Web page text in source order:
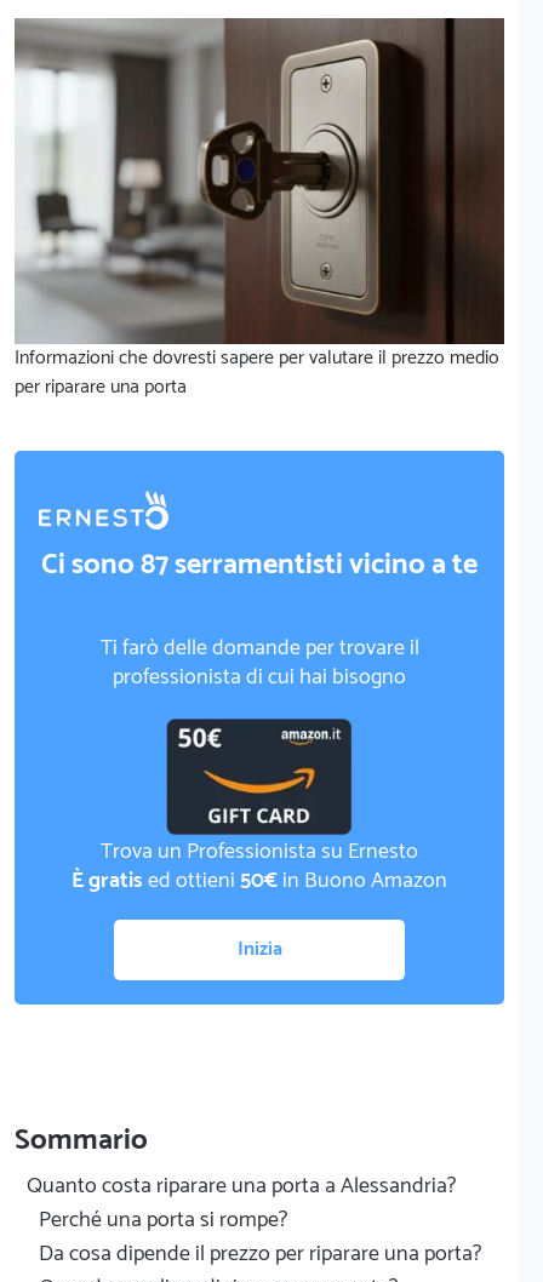
Informazioni che dovresti sapere per valutare il prezzo medio
per riparare una porta
Ci sono 87 serramentisti vicino a te
Ti farò delle domande per trovare il
professionista di cui hai bisogno
Trova un Professionista su Ernesto
È gratised ottieni50€in Buono Amazon
Inizia
Sommario
Quanto costa riparare una porta a Alessandria?
Perché una porta si rompe?
Da cosa dipende il prezzo per riparare una porta?